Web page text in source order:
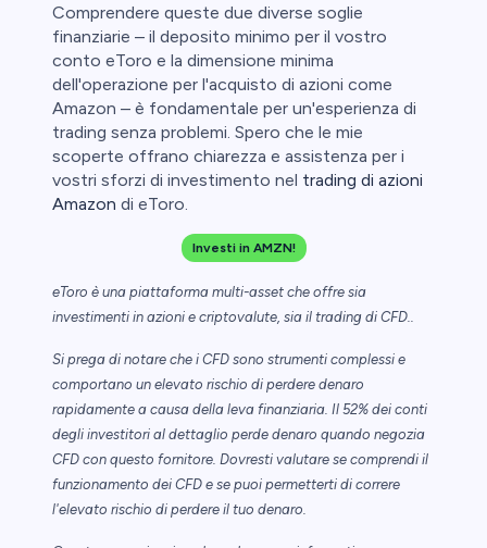
Comprendere queste due diverse soglie
finanziarie – il deposito minimo per il vostro
conto eToro e la dimensione minima
dell'operazione per l'acquisto di azioni come
Amazon – è fondamentale per un'esperienza di
trading senza problemi. Spero che le mie
scoperte offrano chiarezza e assistenza per i
vostri sforzi di investimento nel trading di azioni
Amazon di eToro.
Investi in AMZN!
eToro è una piattaforma multi-asset che offre sia
investimenti in azioni e criptovalute, sia il trading di CFD..
Si prega di notare che i CFD sono strumenti complessi e
comportano un elevato rischio di perdere denaro
rapidamente a causa della leva finanziaria. Il 52% dei conti
degli investitori al dettaglio perde denaro quando negozia
CFD con questo fornitore. Dovresti valutare se comprendi il
funzionamento dei CFD e se puoi permetterti di correre
l'elevato rischio di perdere il tuo denaro.